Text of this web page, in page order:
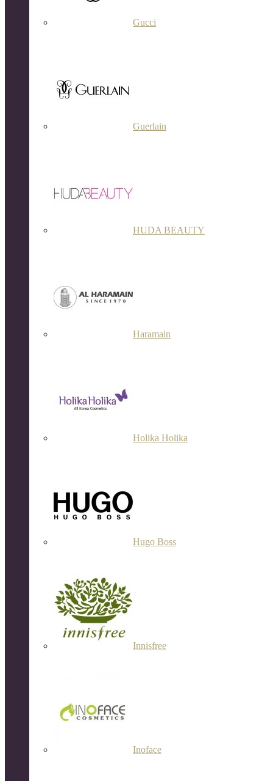
Gucci
Guerlain
HUDA BEAUTY
Haramain
Holika Holika
Hugo Boss
Innisfree
Inoface